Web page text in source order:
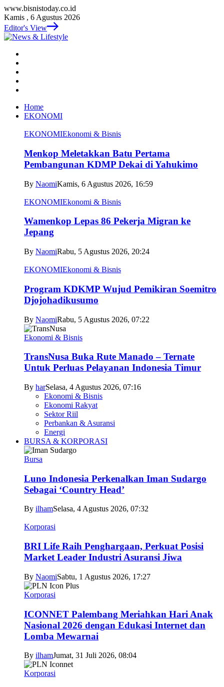
www.bisnistoday.co.id
Kamis , 6 Agustus 2026
Editor's View
Home
EKONOMI
EKONOMIEkonomi & Bisnis
Menkop Meletakkan Batu Pertama
Pembangunan KDMP Dekai di Yahukimo
By NaomiKamis, 6 Agustus 2026, 16:59
EKONOMIEkonomi & Bisnis
Wamenkop Lepas 86 Pekerja Migran ke
Jepang
By NaomiRabu, 5 Agustus 2026, 20:24
EKONOMIEkonomi & Bisnis
Program KDKMP Wujud Pemikiran Soemitro
Djojohadikusumo
By NaomiRabu, 5 Agustus 2026, 07:22
Ekonomi & Bisnis
TransNusa Buka Rute Manado – Ternate
Untuk Perluas Pelayanan Indonesia Timur
By harSelasa, 4 Agustus 2026, 07:16
Ekonomi & Bisnis
Ekonomi Rakyat
Sektor Riil
Perbankan & Asuransi
Energi
BURSA & KORPORASI
Bursa
Luno Indonesia Perkenalkan Iman Sudargo
Sebagai ‘Country Head’
By ilhamSelasa, 4 Agustus 2026, 07:32
Korporasi
BRI Life Raih Penghargaan, Perkuat Posisi
Market Leader Industri Asuransi Jiwa
By NaomiSabtu, 1 Agustus 2026, 17:27
Korporasi
ICONNET Palembang Meriahkan Hari Anak
Nasional 2026 dengan Edukasi Internet dan
Lomba Mewarnai
By ilhamJumat, 31 Juli 2026, 08:04
Korporasi